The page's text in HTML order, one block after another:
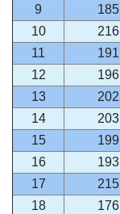
9
185
10
216
11
191
12
196
13
202
14
203
15
199
16
193
17
215
18
176